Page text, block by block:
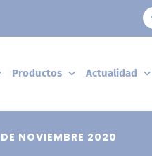
Productos Actualidad
NOVIEMBRE 2020